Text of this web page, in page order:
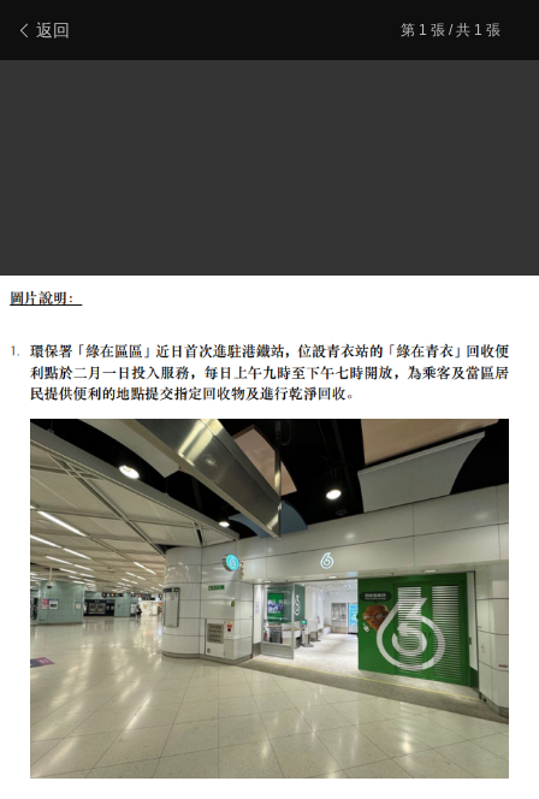
返回 第 1 張 / 共 1 張
分板連結:
(B2)香港巴士討論
[精華]
(B0)香港巴士車務及車廂設備
(B3)巴士攝影作品貼圖區 [熱門] [精華]